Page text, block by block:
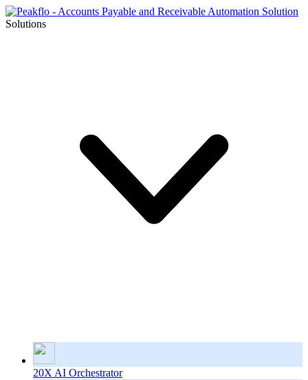
Solutions
20X AI Orchestrator